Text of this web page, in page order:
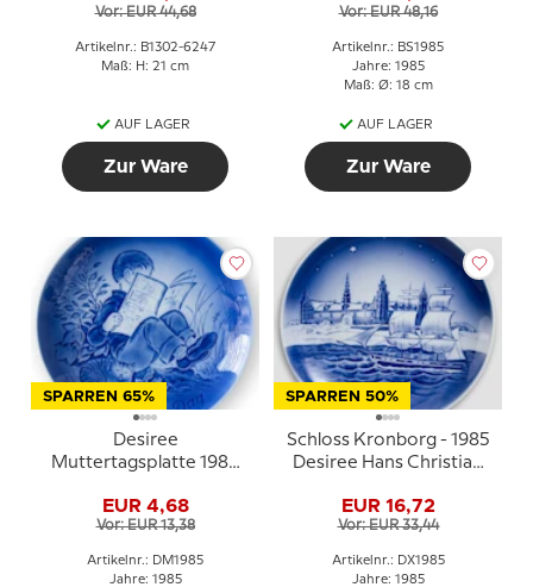
Vor: EUR 44,68
Artikelnr.: B1302-6247
Maß: H: 21 cm
AUF LAGER
Zur Ware
Vor: EUR 48,16
Artikelnr.: BS1985
Jahre: 1985
Maß: Ø: 18 cm
AUF LAGER
Zur Ware
SPARREN 65%
Desiree
Muttertagsplatte 1985
Stage
EUR 4,68
Vor: EUR 13,38
Artikelnr.: DM1985
Jahre: 1985
SPARREN 50%
Schloss Kronborg - 1985
Desiree Hans Christian
Weihnachtsteller,
Kuchenteller
EUR 16,72
Vor: EUR 33,44
Artikelnr.: DX1985
Jahre: 1985